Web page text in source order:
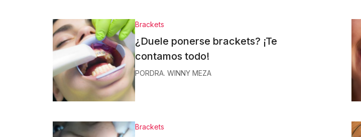
Brackets
¿Duele ponerse brackets? ¡Te
contamos todo!
PORDRA. WINNY MEZA
Brackets